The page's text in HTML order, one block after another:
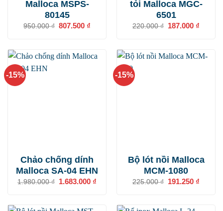
Malloca MSPS-
80145
950.000₫ Giá
807.500 ₫
807.500 ₫.
tỏi Malloca MGC-
6501
220.000₫
Giá
187.000 ₫
-15%
Chảo chống dính
Malloca SA-04 EHN
1.980.000₫
Giá
1.683.000 ₫
1.683.000 ₫.
-15%
Bộ lót nồi Malloca
MCM-1080
225.000₫
Giá
191.250 ₫